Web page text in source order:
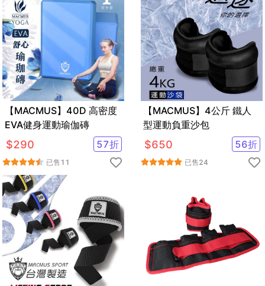
【MACMUS】40D 高密度
EVA健身運動瑜伽磚
$290 57折
已售 11
【MACMUS】4公斤 鐵人
型運動負重沙包
$650 56折
已售24